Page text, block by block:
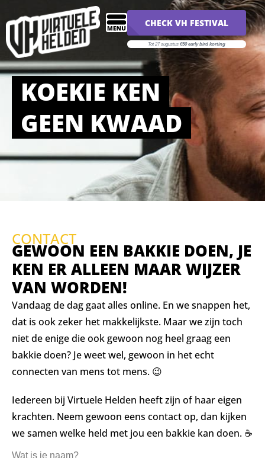
CHECK VH FESTIVAL
Tot 27 augustus€50 early bird korting
KOEKIE KEN
GEEN KWAAD
CONTACT
GEWOON EEN BAKKIE DOEN, JE
KEN ER ALLEEN MAAR WIJZER
VAN WORDEN!
Vandaag de dag gaat alles online. En we snappen het,
dat is ook zeker het makkelijkste. Maar we zijn toch
niet de enige die ook gewoon nog heel graag een
bakkie doen? Je weet wel, gewoon in het echt
connecten van mens tot mens. 😉
Iedereen bij Virtuele Helden heeft zijn of haar eigen
krachten. Neem gewoon eens contact op, dan kijken
we samen welke held met jou een bakkie kan doen. ☕️
Wat is je naam?